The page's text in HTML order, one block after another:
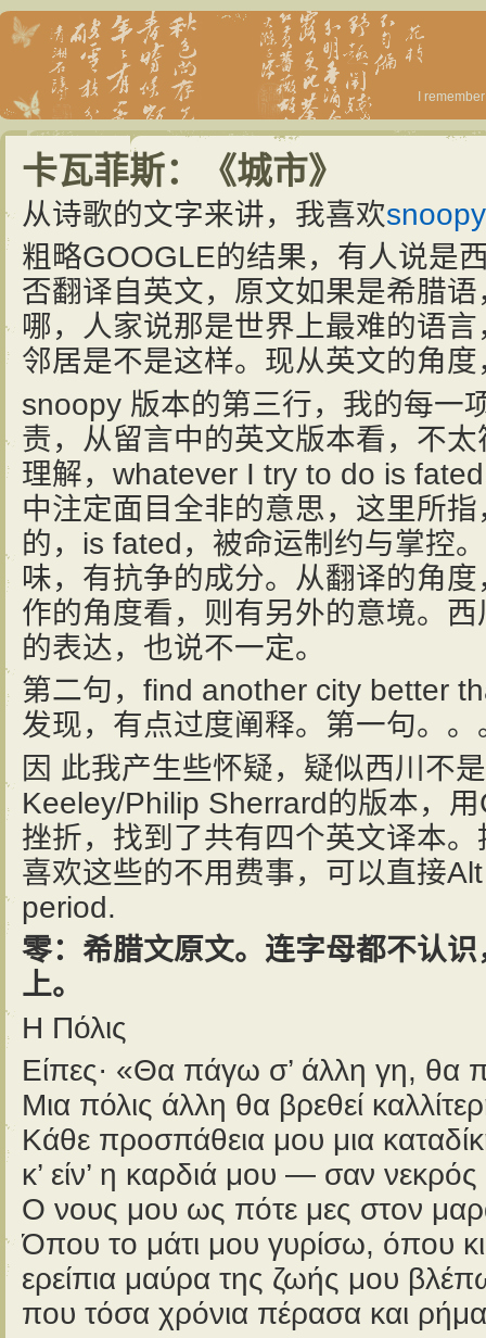
I
卡瓦菲斯：《城市》
从诗歌的文字来讲，我喜欢
粗略GOOGLE的结果，有人说是
否翻译自英文，原文如果是希腊
哪，人家说那是世界上最难的语
邻居是不是这样。现从英文的角
snoopy 版本的第三行，我的每一
责，从留言中的英文版本看，不
理解，whatever I try to do is
中注定面目全非的意思，这里所
的，is fated，被命运制约与掌控
味，有抗争的成分。从翻译的角
作的角度看，则有另外的意境。
的表达，也说不一定。
第二句，find another city better
发现，有点过度阐释。第一句。。
因 此我产生些怀疑，疑似西川不
Keeley/Philip Sherrard的版本，
挫折，找到了共有四个英文译本
喜欢这些的不用费事，可以直接
period.
零：希腊文原文。连字母都不认
上。
Η Πόλις
Είπες· «Θα πάγω σ’ άλλη γη, θα
Μια πόλις άλλη θα βρεθεί
Κάθε προσπάθεια μου μια
κ’ είν’ η καρδιά μου — σαν
Ο νους μου ως πότε μες στον
Όπου το μάτι μου γυρίσω, όπου
ερείπια μαύρα της ζωής μου
που τόσα χρόνια πέρασα και